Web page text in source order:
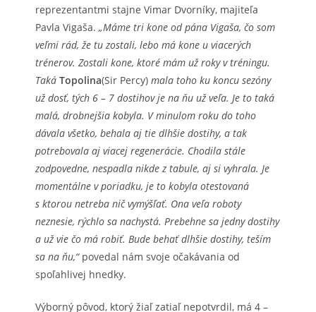
reprezentantmi stajne Vimar Dvorníky, majiteľa
Pavla Vigaša. „Máme tri kone od pána Vigaša, čo som
veľmi rád, že tu zostali, lebo má kone u viacerých
trénerov. Zostali kone, ktoré mám už roky v tréningu.
Taká Topolina(Sir Percy) mala toho ku koncu sezóny
už dosť, tých 6 – 7 dostihov je na ňu už veľa. Je to taká
malá, drobnejšia kobyla. V minulom roku do toho
dávala všetko, behala aj tie dlhšie dostihy, a tak
potrebovala aj viacej regenerácie. Chodila stále
zodpovedne, nespadla nikde z tabule, aj si vyhrala. Je
momentálne v poriadku, je to kobyla otestovaná
s ktorou netreba nič vymýšľať. Ona veľa roboty
neznesie, rýchlo sa nachystá. Prebehne sa jedny dostihy
a už vie čo má robiť. Bude behať dlhšie dostihy, teším
sa na ňu,“povedal nám svoje očakávania od
spoľahlivej hnedky.
Výborný pôvod, ktorý žiaľ zatiaľ nepotvrdil, má 4 –